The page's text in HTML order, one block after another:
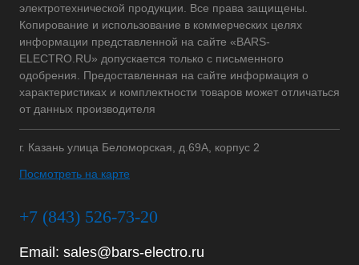
электротехнической продукции. Все права защищены.
Копирование и использование в коммерческих целях
информации представленной на сайте «BARS-
ELECTRO.RU» допускается только с письменного
одобрения. Предоставленная на сайте информация о
характеристиках и комплектности товаров может отличаться
от данных производителя
г. Казань улица Беломорская, д.69А, корпус 2
Посмотреть на карте
+7 (843) 526-73-20
Email: sales@bars-electro.ru